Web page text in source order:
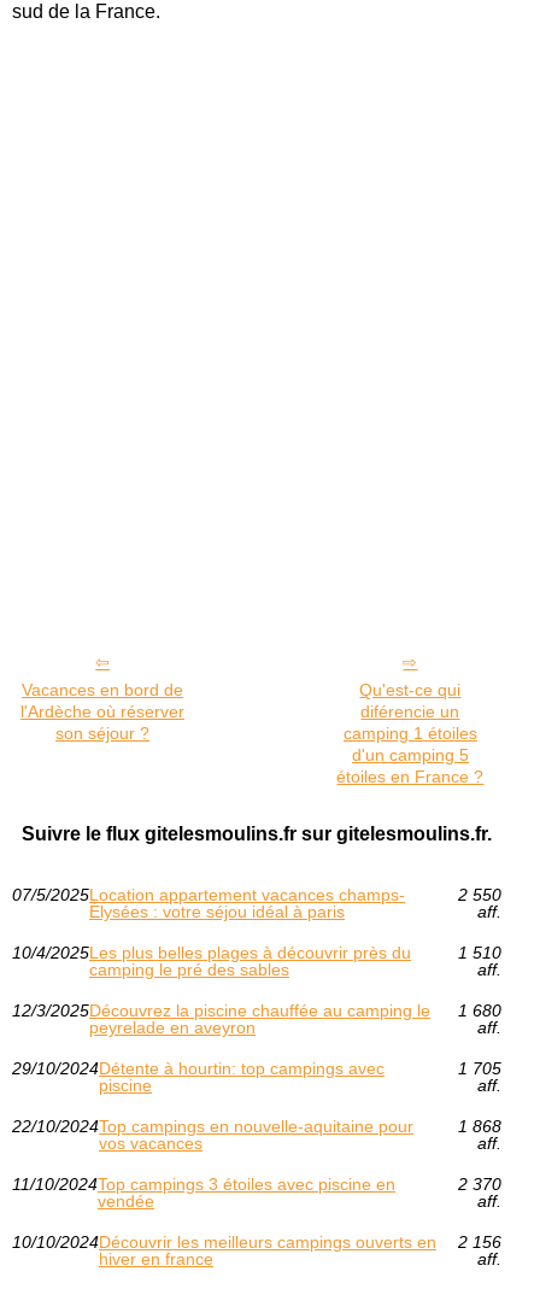
sud de la France.
Vacances en bord de
l'Ardèche où réserver
son séjour ?
Qu'est-ce qui
diférencie un
camping 1 étoiles
d'un camping 5
étoiles en France ?
Suivre le flux gitelesmoulins.fr sur gitelesmoulins.fr.
07/5/2025Location appartement vacances champs-
Élysées : votre séjou idéal à paris
2 550
aff.
10/4/2025Les plus belles plages à découvrir près du
camping le pré des sables
1 510
aff.
12/3/2025Découvrez la piscine chauffée au camping le
peyrelade en aveyron
1 680
aff.
29/10/2024Détente à hourtin: top campings avec
piscine
1 705
aff.
22/10/2024Top campings en nouvelle-aquitaine pour
vos vacances
1 868
aff.
11/10/2024Top campings 3 étoiles avec piscine en
vendée
2 370
aff.
10/10/2024Découvrir les meilleurs campings ouverts en
hiver en france
2 156
aff.